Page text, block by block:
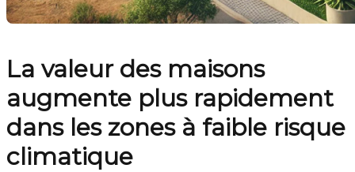
La valeur des maisons
augmente plus rapidement
dans les zones à faible risque
climatique